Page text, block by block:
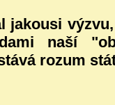
jakousi
naší
rozum